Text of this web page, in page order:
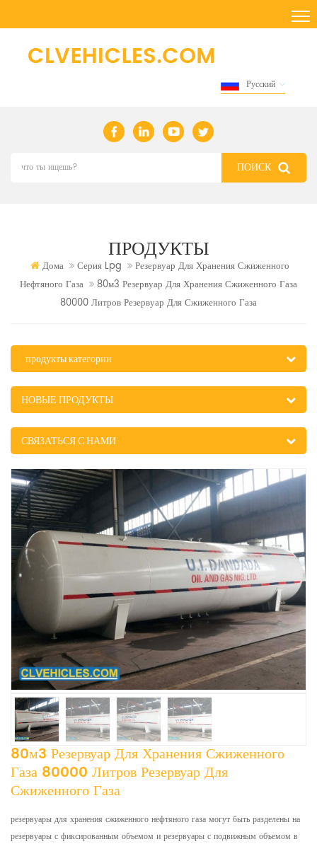
Русский
ПРОДУКТЫ
Дома Серия Lpg
Резервуар Для Хранения Сжиженного
Нефтяного Газа
80м3 Резервуар Для Хранения Сжиженного Газа
80000 Литров Резервуар Для Сжиженного Газа
продукты категории
НОВЫЕ ПРОДУКТЫ
СВЯЗАТЬСЯ С НАМИ
80м3 Резервуар Для Хранения Сжиженного
Газа 80000 Литров Резервуар Для
Сжиженного Газа
резервуары для хранения сжиженного нефтяного газа могут быть разделены на
резервуары с фиксированным объемом и резервуары с подвижным объемом в